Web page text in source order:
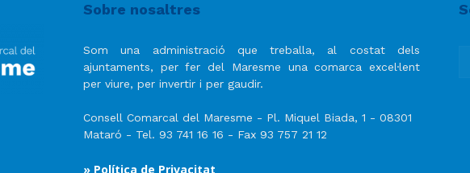
Sobre nosaltres
Som una administració que treballa, al costat dels
ajuntaments, per fer del Maresme una comarca excel·lent
per viure, per invertir i per gaudir.
Consell Comarcal del Maresme - Pl. Miquel Biada, 1 - 08301
Mataró - Tel. 93 741 16 16 - Fax 93 757 21 12
» Política de Privacitat